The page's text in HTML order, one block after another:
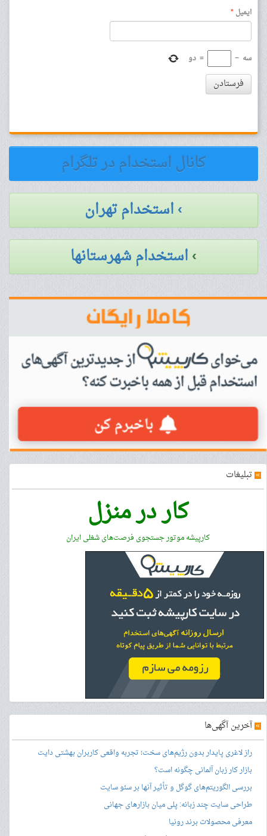
ایمیل*
سه −
= دو
فرستادن
کانال استخدام در تلگرام
› استخدام تهران
›استخدام شهرستانها
» تبلیغات
کار در منزل
کارپیشه موتور جستجوی فرصت‌های شغلی ایران
»آخرین آگهی‌ها
راز لاغری پایدار بدون رژیم‌های سخت؛ تجربه واقعی کاربران بهشتی دایت
بازار کار زبان آلمانی چگونه است؟
بررسی الگوریتم‌های گوگل و تأثیر آنها بر سئو سایت
طراحی سایت چند زبانه: پلی میان بازارهای جهانی
معرفی محصولات برند رونیا